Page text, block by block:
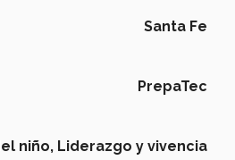
Santa Fe
PrepaTec
niño, Liderazgo y vivencia